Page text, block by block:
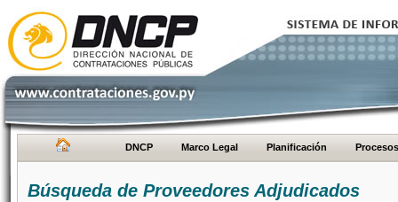
DNCP Marco Legal Planificación Procesos
Búsqueda de Proveedores Adjudicados